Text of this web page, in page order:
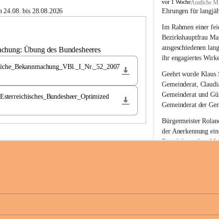
24.08. bis 28.08.2026
Übung des Bundesheeres
B
u
h
-
S
t
M
a
g
d
a
l
e
n
a
vor 1 WocheAmtliche
Ehrungen für
Im Rahmen einer
Bezirkshauptfrau
ausgeschiedenen
ihr engagiertes
Geehrt wurde Klaus
Gemeinderat,
Gemeinderat und
Gemeinderat der
Bürgermeister
der Anerkennung
Bezirkshauptfrau